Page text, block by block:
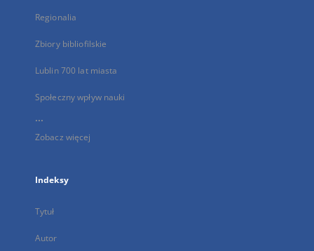
Regionalia
Zbiory bibliofilskie
Lublin 700 lat miasta
Społeczny wpływ nauki
...
Zobacz więcej
Indeksy
Tytuł
Autor